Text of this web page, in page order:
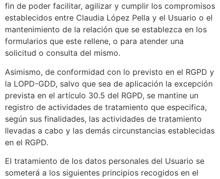
fin de poder facilitar, agilizar y cumplir los compromisos
establecidos entre Claudia López Pella y el Usuario o el
mantenimiento de la relación que se establezca en los
formularios que este rellene, o para atender una
solicitud o consulta del mismo.
Asimismo, de conformidad con lo previsto en el RGPD y
la LOPD-GDD, salvo que sea de aplicación la excepción
prevista en el artículo 30.5 del RGPD, se mantine un
registro de actividades de tratamiento que especifica,
según sus finalidades, las actividades de tratamiento
llevadas a cabo y las demás circunstancias establecidas
en el RGPD.
El tratamiento de los datos personales del Usuario se
someterá a los siguientes principios recogidos en el